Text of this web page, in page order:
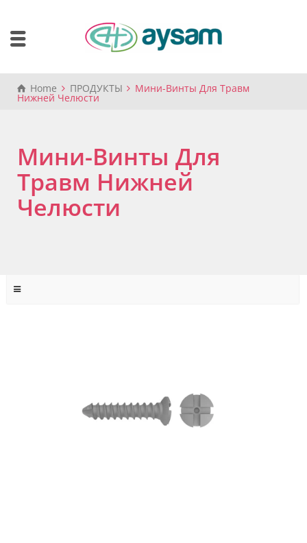
Home ПРОДУКТЫ Мини-Винты Для Травм
Нижней Челюсти
Мини-Винты Для
Травм Нижней
Челюсти